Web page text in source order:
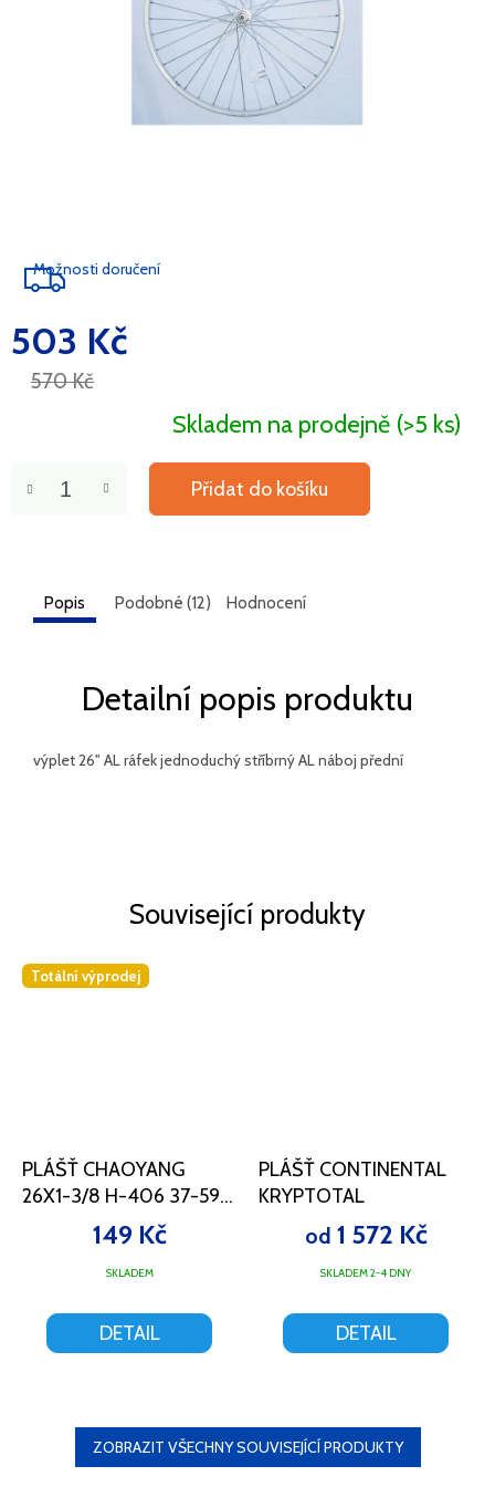
570 Kč
503 Kč
Měrná
cena:
Skladem na prodejně (>5 ks)
Možnosti doručení
Přidat do košíku
Související produkty
Totální výprodej
PLÁŠŤ CHAOYANG
26X1-3/8 H-406 37-590
produktu
SKLADEM
149 Kč
DETAIL
PLÁŠŤ CONTINENTAL
KRYPTOTAL
SKLADEM 2-4 DNY
od 1 572 Kč
DETAIL
ZOBRAZIT VŠECHNY SOUVISEJÍCÍ PRODUKTY
Popis Podobné (12) Hodnocení
Detailní popis produktu
výplet 26" AL ráfek jednoduchý stříbrný AL náboj přední